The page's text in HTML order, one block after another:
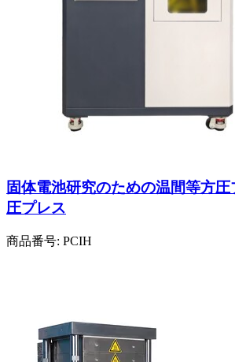
固体電池研究のための温間等方
圧プレス
商品番号: PCIH